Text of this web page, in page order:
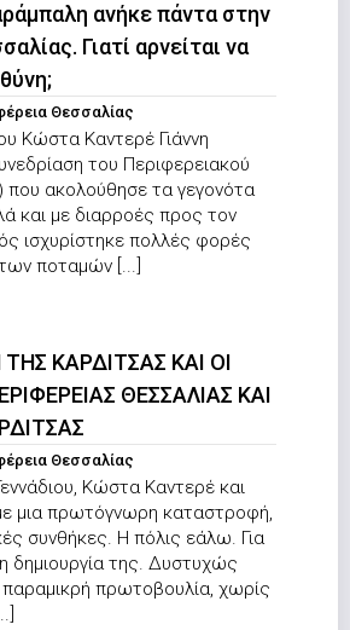
ανήκε πάντα στην
Γιατί αρνείται να
Θεσσαλίας
Κώστα Καντερέ Γιάννη
του Περιφερειακού
που ακολούθησε τα γεγονότα
και με διαρροές προς τον
ισχυρίστηκε πολλές φορές
ποταμών [...]
ΚΑΡΔΙΤΣΑΣ ΚΑΙ ΟΙ
ΘΕΣΣΑΛΙΑΣ ΚΑΙ
Θεσσαλίας
Κώστα Καντερέ και
μια πρωτόγνωρη καταστροφή,
συνθήκες. Η πόλις εάλω. Για
της. Δυστυχώς
παραμικρή πρωτοβουλία, χωρίς